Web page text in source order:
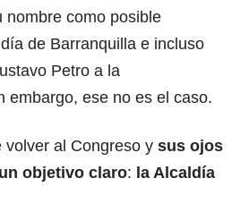
nombre como posible
de Barranquilla e incluso
Petro a la
embargo, ese no es el caso.
volver al Congreso y sus ojos
objetivo claro: la Alcaldía